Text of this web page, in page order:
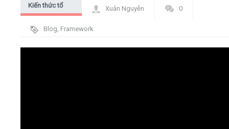
Giới thiệu
Kiến thức tổ
Xuân Nguyễn 0
Blog, Framework